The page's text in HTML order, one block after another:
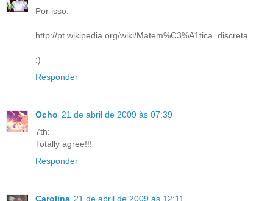
Por isso:
http://pt.wikipedia.org/wiki/Matem%C3%A1tica_discreta
:)
Responder
Ocho 21 de abril de 2009 às 07:39
7th:
Totally agree!!!
Responder
Carolina 21 de abril de 2009 às 12:11